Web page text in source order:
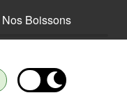
Nos Boissons